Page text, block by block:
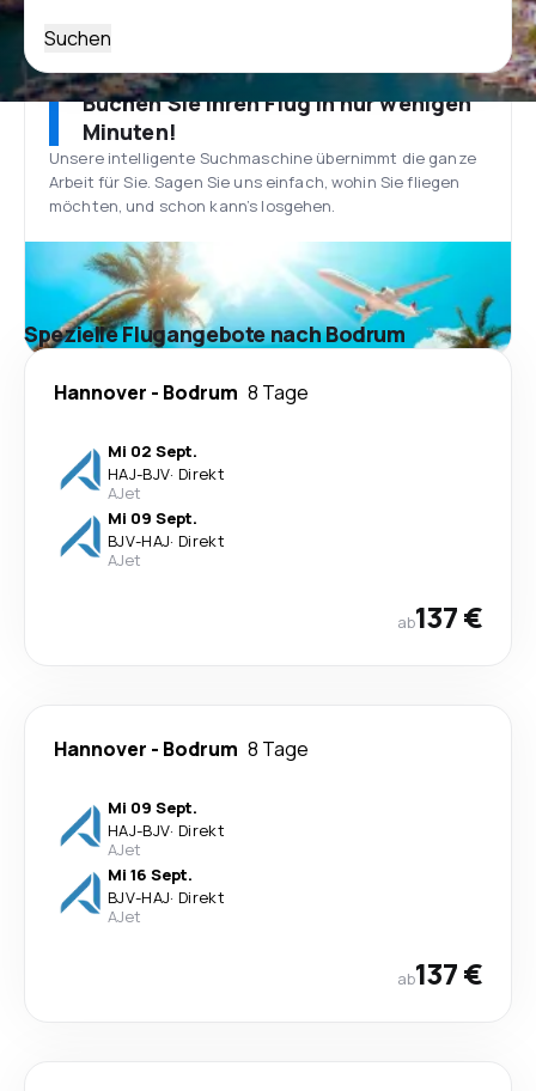
Suchen
Buchen Sie Ihren Flug in nur wenigen
Minuten!
Unsere intelligente Suchmaschine übernimmt die ganze
Arbeit für Sie. Sagen Sie uns einfach, wohin Sie fliegen
möchten, und schon kann’s losgehen.
Spezielle Flugangebote nach Bodrum
Hannover - Bodrum 8 Tage
Mi 02 Sept.
HAJ-BJV· Direkt
AJet
Mi 09 Sept.
BJV-HAJ· Direkt
AJet
ab137 €
Hannover - Bodrum 8 Tage
Mi 09 Sept.
HAJ-BJV· Direkt
AJet
Mi 16 Sept.
BJV-HAJ· Direkt
AJet
ab137 €